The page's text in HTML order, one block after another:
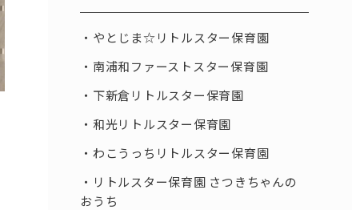
やとじま☆リトルスター保育園
南浦和ファーストスター保育園
下新倉リトルスター保育園
和光リトルスター保育園
わこうっちリトルスター保育園
リトルスター保育園 さつきちゃんの
おうち